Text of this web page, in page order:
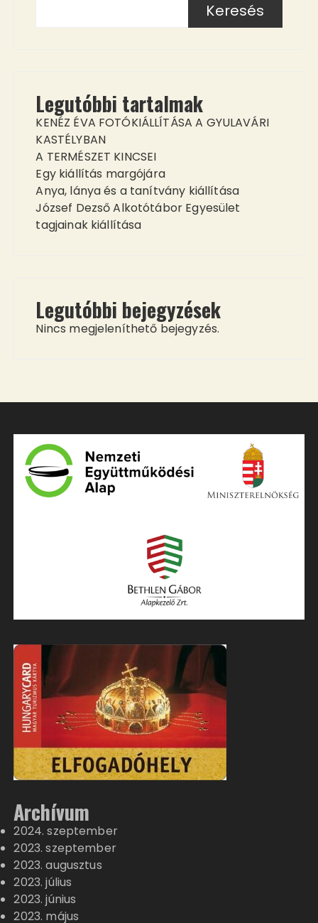
Keresés
Legutóbbi tartalmak
KENÉZ ÉVA FOTÓKIÁLLÍTÁSA A GYULAVÁRI
KASTÉLYBAN
A TERMÉSZET KINCSEI
Egy kiállítás margójára
Anya, lánya és a tanítvány kiállítása
József Dezső Alkotótábor Egyesület
tagjainak kiállítása
Legutóbbi bejegyzések
Nincs megjeleníthető bejegyzés.
Archívum
2024. szeptember
2023. szeptember
2023. augusztus
2023. július
2023. június
2023. május